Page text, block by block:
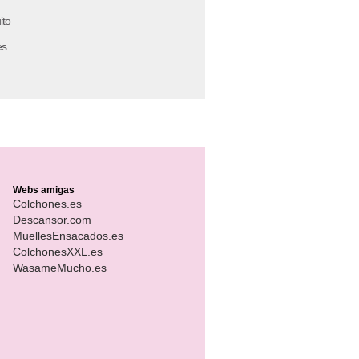
Webs amigas
Colchones.es
Descansor.com
MuellesEnsacados.es
ColchonesXXL.es
WasameMucho.es